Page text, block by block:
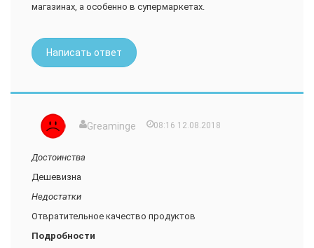
магазинах, а особенно в супермаркетах.
Написать ответ
Greaminge 08:16 12.08.2018
Достоинства
Дешевизна
Недостатки
Отвратительное качество продуктов
Подробности